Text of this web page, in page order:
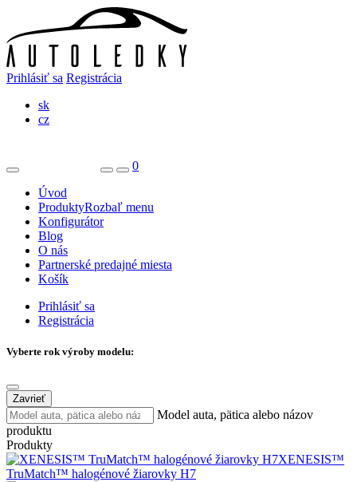
Prihlásiť sa Registrácia
sk
cz
0
Úvod
ProduktyRozbaľ menu
Konfigurátor
Blog
O nás
Partnerské predajné miesta
Košík
Prihlásiť sa
Registrácia
Vyberte rok výroby modelu:
Zavrieť
Model auta, pätica alebo názov
produktu
Produkty
XENESIS™
TruMatch™ halogénové žiarovky H7